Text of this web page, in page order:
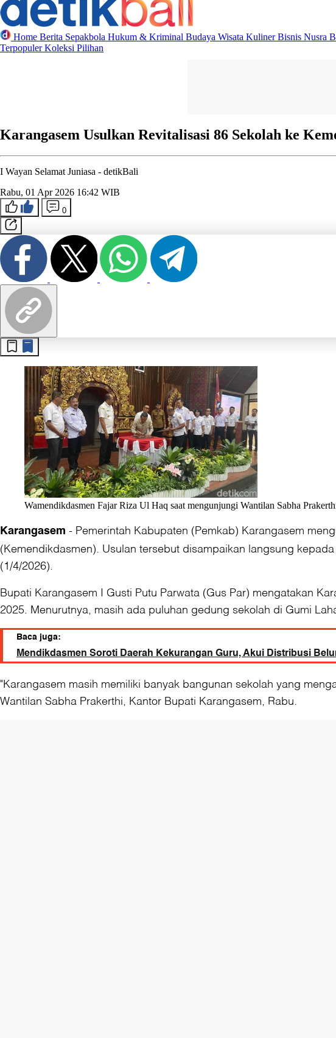
Home Berita Sepakbola Hukum & Kriminal Budaya Wisata KulinerBisnis Nusra
TerpopulerKoleksi Pilihan
Karangasem Usulkan Revitalisasi 86 Sekolah ke
I Wayan Selamat Juniasa - detikBali
Rabu, 01 Apr 2026 16:42 WIB
0
Wamendikdasmen Fajar Riza Ul Haq saat mengunjungi Wantilan Sabha
Karangasem - Pemerintah Kabupaten (Pemkab) Karangasem
(Kemendikdasmen). Usulan tersebut disampaikan langsung
(1/4/2026).
Bupati Karangasem I Gusti Putu Parwata (Gus Par) mengatakan
2025. Menurutnya, masih ada puluhan gedung sekolah di Gumi
Baca juga:
Mendikdasmen Soroti Daerah Kekurangan Guru, Akui Distribusi
"Karangasem masih memiliki banyak bangunan sekolah yang
Wantilan Sabha Prakerthi, Kantor Bupati Karangasem, Rabu.